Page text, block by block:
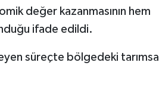
değer kazanmasının hem
ifade edildi.
süreçte bölgedeki tarımsal